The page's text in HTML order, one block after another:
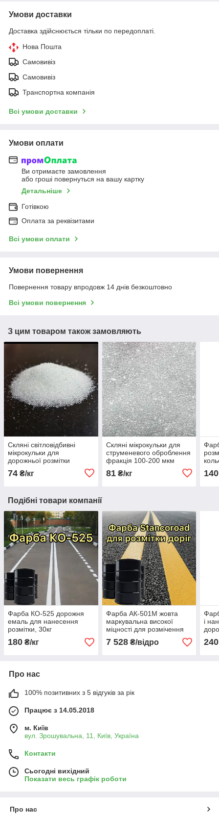
Умови доставки
Доставка здійснюється тільки по передоплаті.
Нова Пошта
Самовивіз
Самовивіз
Транспортна компанія
Всі умови доставки
Умови оплати
Ви отримаєте замовлення
або гроші повернуться на вашу картку
Детальніше
Готівкою
Оплата за реквізитами
Всі умови оплати
Умови повернення
Повернення товару впродовж 14 днів безкоштовно
Всі умови повернення
З цим товаром також замовляють
Скляні світловідбивні
мікрокульки для
дорожньої розмітки
74 ₴/кг
Скляні мікрокульки для
струменевого оброблення
фракція 100-200 мкм
81₴/кг 140
Подібні товари компанії
Фарба КО-525 дорожня
емаль для нанесення
розмітки, 30кг
180 ₴/кг
Фарба АК-501М жовта
маркувальна високої
міцності для розмічення
проїжджої частини доріг,
25 кг
7 528₴/відро
і
240
Про нас
100% позитивних з 5 відгуків за рік
Працює з 14.05.2018
м. Київ
вул. Зрошувальна, 11, Київ, Україна
Контакти
Сьогодні вихідний
Показати весь графік роботи
Про нас